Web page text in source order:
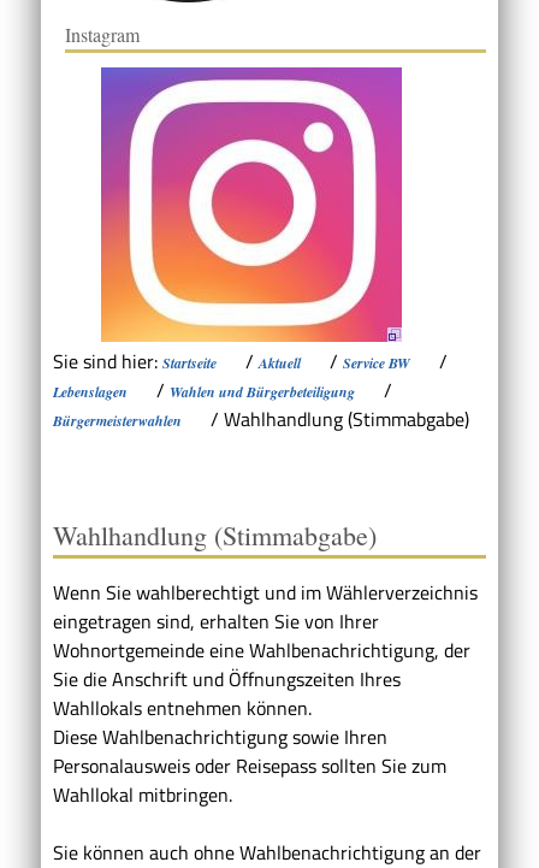
Instagram
Sie sind hier: Startseite /Aktuell / Service BW /
Lebenslagen / Wahlen und Bürgerbeteiligung /
Bürgermeisterwahlen / Wahlhandlung (Stimmabgabe)
Wahlhandlung (Stimmabgabe)
Wenn Sie wahlberechtigt und im Wählerverzeichnis
eingetragen sind, erhalten Sie von Ihrer
Wohnortgemeinde eine Wahlbenachrichtigung, der
Sie die Anschrift und Öffnungszeiten Ihres
Wahllokals entnehmen können.
Diese Wahlbenachrichtigung sowie Ihren
Personalausweis oder Reisepass sollten Sie zum
Wahllokal mitbringen.
Sie können auch ohne Wahlbenachrichtigung an der